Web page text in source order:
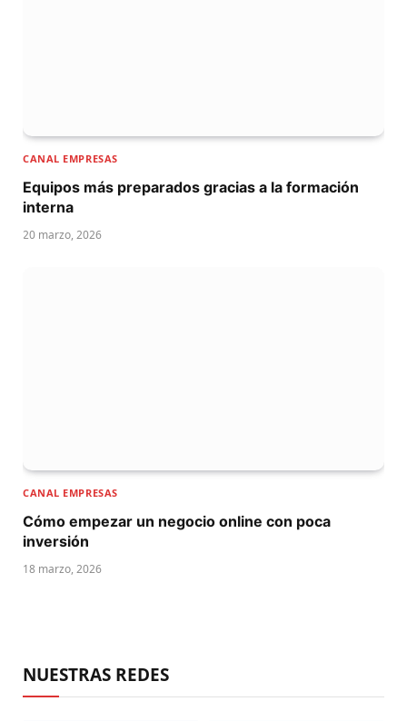
CANAL EMPRESAS
Equipos más preparados gracias a la formación
interna
20 marzo, 2026
CANAL EMPRESAS
Cómo empezar un negocio online con poca
inversión
18 marzo, 2026
NUESTRAS REDES